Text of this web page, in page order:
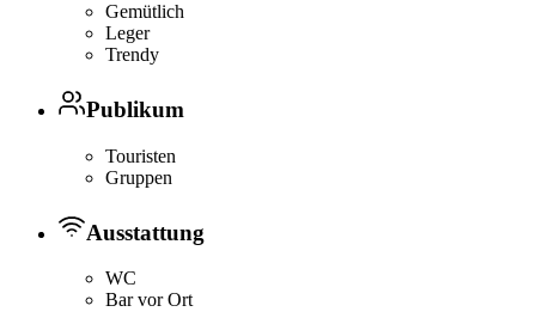
Gemütlich
Leger
Trendy
Publikum
Touristen
Gruppen
Ausstattung
WC
Bar vor Ort